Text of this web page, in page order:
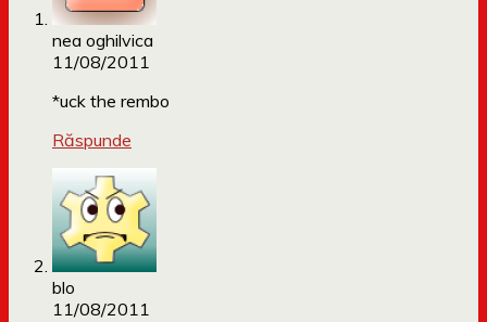
nea oghilvica
11/08/2011
*uck the rembo
Răspunde
blo
11/08/2011